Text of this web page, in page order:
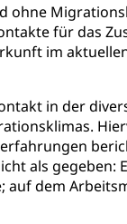
ohne
für das
im
in der
als gegeben:
dem